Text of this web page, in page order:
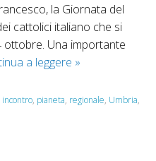
la Giornata del
cattolici italiano che si
ottobre. Una importante
a leggere Incontro
il
»
incontro, pianeta, regionale, Umbria,